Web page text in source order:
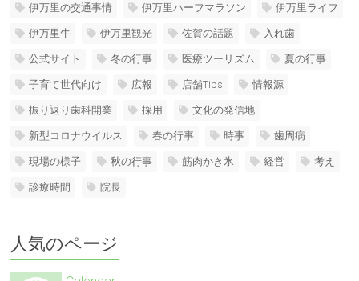
伊万里の交通事情 伊万里ハーフマラソン 伊万里ライフ
伊万里牛 伊万里観光 佐賀の話題 入れ歯
公式サイト 冬の行事 医療ツーリズム 夏の行事
子育て世代向け 広報 店舗Tips 情報源
振り返り歯科開業 採用 文化の発信地
新型コロナウイルス 春の行事 時事 歯周病
現場の様子 秋の行事 筋肉かき氷 経営 考え
診療時間 院長
人気のページ